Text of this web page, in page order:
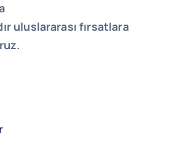
uluslararası fırsatlara